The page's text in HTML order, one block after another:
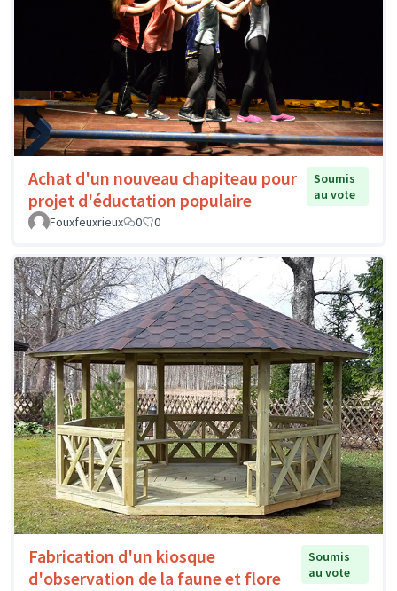
Achat d'un nouveau chapiteau pour
projet d'éductation populaire
Soumis
au vote
Fouxfeuxrieux
0 0
Fabrication d'un kiosque
d'observation de la faune et flore
Soumis
au vote